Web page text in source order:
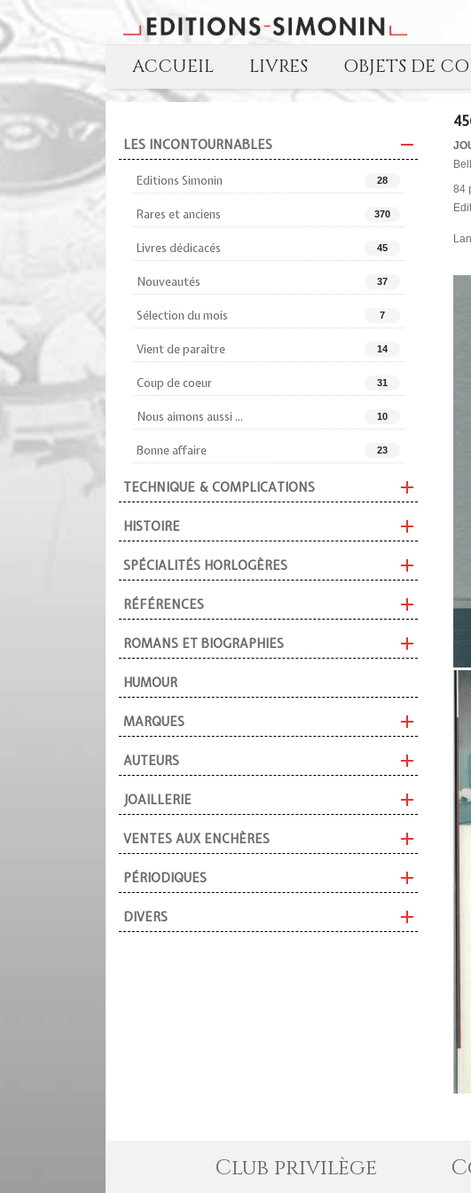
ACCUEIL LIVRES OBJETS DE
LES INCONTOURNABLES
Editions Simonin 28
Rares et anciens 370
Livres dédicacés 45
Nouveautés 37
Sélection du mois 7
Vient de paraître 14
Coup de coeur 31
Nous aimons aussi ... 10
Bonne affaire 23
TECHNIQUE & COMPLICATIONS
HISTOIRE
SPÉCIALITÉS HORLOGÈRES
RÉFÉRENCES
ROMANS ET BIOGRAPHIES
HUMOUR
MARQUES
AUTEURS
JOAILLERIE
VENTES AUX ENCHÈRES
PÉRIODIQUES
DIVERS
84
Club privilège